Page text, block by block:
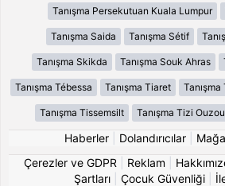
Tanışma Persekutuan Kuala Lumpur
Tanışma Saida Tanışma Sétif
Tanışma Skikda Tanışma Souk Ahras
Tanışma Tébessa Tanışma Tiaret
Tanışma Tissemsilt Tanışma Tizi Ouzou
Haberler Dolandırıcılar
Çerezler ve GDPR
Reklam
Şartları| Çocuk Güvenliği|